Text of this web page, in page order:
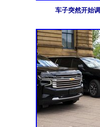
车子突然开始